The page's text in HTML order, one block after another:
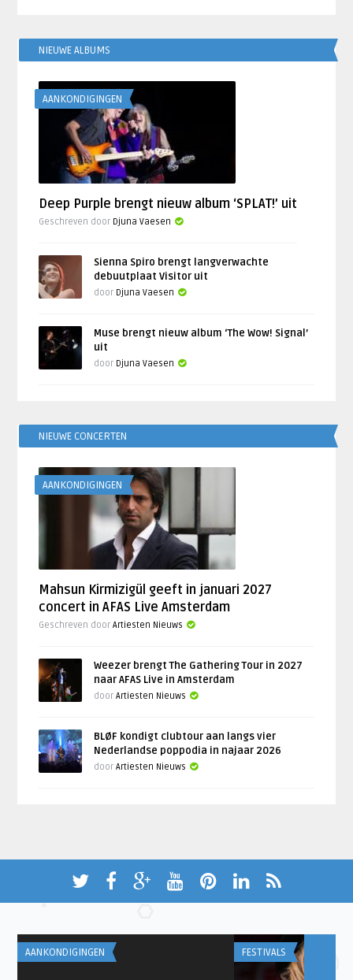
NIEUWE ALBUMS
AANKONDIGINGEN
Deep Purple brengt nieuw album ‘SPLAT!’ uit
Geschreven door Djuna Vaesen
Sienna Spiro brengt langverwachte
debuutplaat Visitor uit
door Djuna Vaesen
Muse brengt nieuw album ‘The Wow! Signal’
uit
door Djuna Vaesen
NIEUWE CONCERTEN
AANKONDIGINGEN
Mahsun Kirmizigül geeft in januari 2027
concert in AFAS Live Amsterdam
Geschreven doorArtiesten Nieuws
Weezer brengt The Gathering Tour in 2027
naar AFAS Live in Amsterdam
doorArtiesten Nieuws
BLØF kondigt clubtour aan langs vier
Nederlandse poppodia in najaar 2026
doorArtiesten Nieuws
AANKONDIGINGEN FESTIVALS